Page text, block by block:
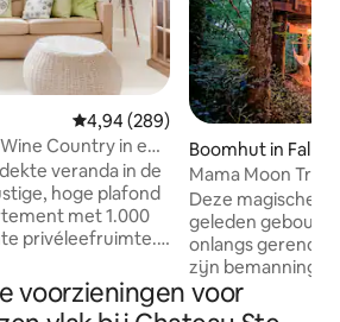
Gemiddelde beoordeling van
4,94 (289)
Country in een
veranda in de
hoge plafond
met 1.000
privéleefruimte.
strek je vervolgens
een voorproefje
Boomhut in Fall
Mama Moon
Deze magische
geleden
onlangs
zijn bemanning.
bomen op ons 5
naast een eigen
voorzieningen voor